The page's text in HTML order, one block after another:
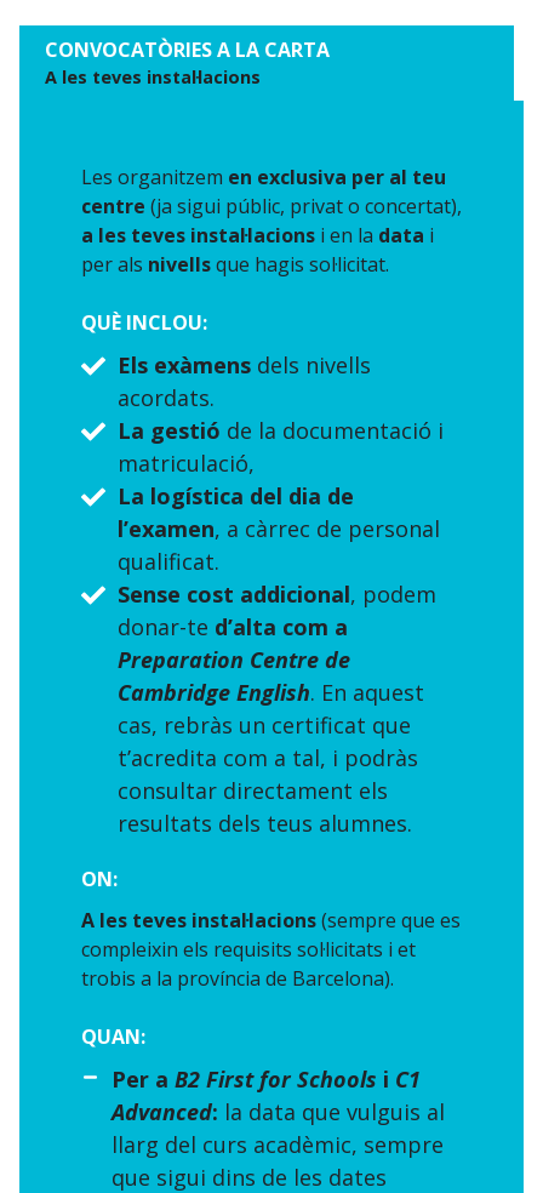
CONVOCATÒRIES A LA CARTA
A les teves instal·lacions
Les organitzem en exclusiva per al teu
centre (ja sigui públic, privat o concertat),
a les teves instal·lacions i en la data i
per als nivellsque hagis sol·licitat.
QUÈ INCLOU:
Els exàmens dels nivells
acordats.
La gestió de la documentació i
matriculació,
La logística del dia de
l’examen, a càrrec de personal
qualificat.
Sense cost addicional, podem
donar-te d’alta com a
Preparation Centre de
Cambridge English. En aquest
cas, rebràs un certificat que
t’acredita com a tal, i podràs
consultar directament els
resultats dels teus alumnes.
ON:
A les teves instal·lacions(sempre que es
compleixin els requisits sol·licitats i et
trobis a la província de Barcelona).
QUAN:
Per a B2 First for Schools i C1
Advanced: la data que vulguis al
llarg del curs acadèmic, sempre
que sigui dins de les dates